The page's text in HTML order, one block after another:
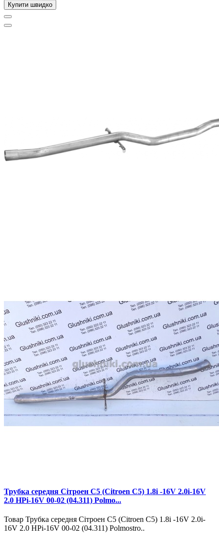
Купити швидко
Трубка середня Сітроен С5 (Citroen C5) 1.8i -16V 2.0i-16V
2.0 HPi-16V 00-02 (04.311) Polmo...
Товар Трубка середня Сітроен С5 (Citroen C5) 1.8i -16V 2.0i-
16V 2.0 HPi-16V 00-02 (04.311) Polmostro..